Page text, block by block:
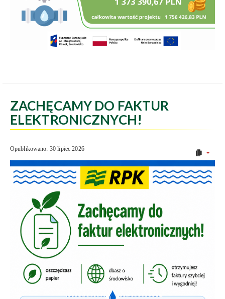
ZACHĘCAMY DO FAKTUR
ELEKTRONICZNYCH!
Opublikowano: 30 lipiec 2026